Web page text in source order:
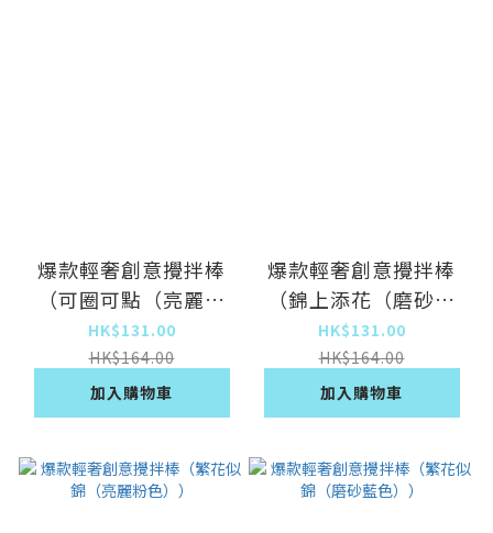
爆款輕奢創意攪拌棒
（可圈可點（亮麗粉
色））
HK$131.00
HK$164.00
加入購物車
爆款輕奢創意攪拌棒
（錦上添花（磨砂藍
色））
HK$131.00
HK$164.00
加入購物車